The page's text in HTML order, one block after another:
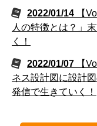
2022/01/14
【
人の特徴とは？」
く！
2022/01/07
【
ネス設計図に設計
発信で生きていく！